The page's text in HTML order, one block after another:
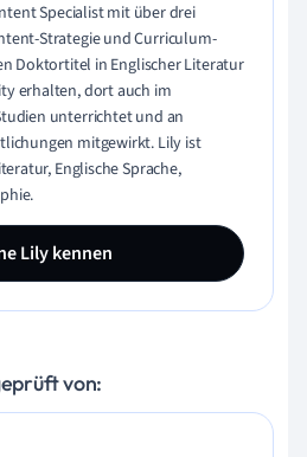
Specialist mit über drei
Strategie und Curriculum-
Doktortitel in Englischer Literatur
erhalten, dort auch im
unterrichtet und an
mitgewirkt. Lily ist
Englische Sprache,
Lily kennen
von: